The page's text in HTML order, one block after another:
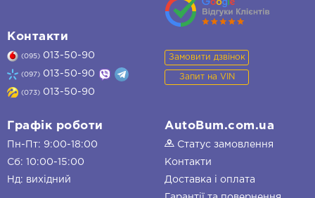
Контакти
(095) 013-50-90
(097) 013-50-90
(073) 013-50-90
Замовити дзвінок
Запит на VIN
Графік роботи
Пн-Пт: 9:00-18:00
Сб: 10:00-15:00
Нд: вихідний
AutoBum.com.ua
Статус замовлення
Контакти
Доставка і оплата